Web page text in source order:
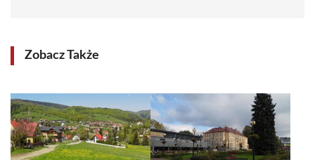
Zobacz Także